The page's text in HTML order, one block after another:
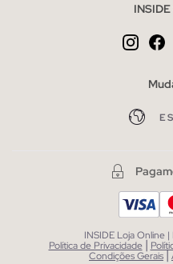
ES
INSIDE Loja Online
Política de Privacidade |
Condições Gerais|